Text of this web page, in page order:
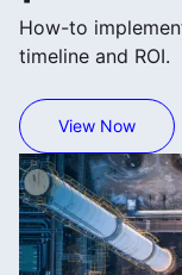
How-to
timeline and ROI.
View Now